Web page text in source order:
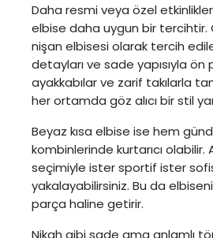
Daha resmi veya özel
elbise daha uygun bir tercihtir.
nişan elbisesi olarak tercih
detayları ve sade yapısıyla ön
ayakkabılar ve zarif takılarla
her ortamda göz alıcı bir stil
Beyaz kısa elbise ise hem
kombinlerinde kurtarıcı olabilir.
seçimiyle ister sportif ister
yakalayabilirsiniz. Bu da
parça haline getirir.
Nikah gibi sade ama anlamlı